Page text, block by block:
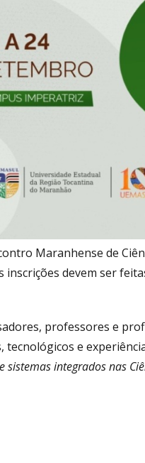
Maranhense de
inscrições devem ser
professores e
tecnológicos e
sistemas integrados nas